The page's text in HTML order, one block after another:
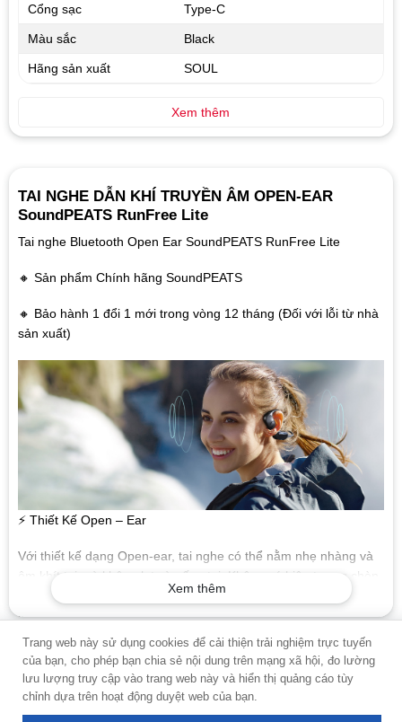
TAI NGHE DẪN KHÍ TRUYỀN ÂM OPEN-EAR
SoundPEATS RunFree Lite
Tai nghe Bluetooth Open Ear SoundPEATS RunFree Lite
🔸 Sản phẩm Chính hãng SoundPEATS
🔸 Bảo hành 1 đổi 1 mới trong vòng 12 tháng (Đối với lỗi từ nhà
sản xuất)
⚡ Thiết Kế Open – Ear
Với thiết kế dạng Open-ear, tai nghe có thể nằm nhẹ nhàng và
ôm khít tai mà không lọt vào ống tai. Không có hiện tượng chèn
ép vành tai, không gây tắc nghẽn ống tai và không gây đau hay
tổn thương thính giác. Bạn có thể vừa tập luyện, vừa tận hưởng
âm nhạc, vừa lắng nghe cuộc sống đang diễn ra xung quanh
cùng tai nghe Bluetooth thể thao SoundPEATS RunFree Lite.
⚡ Vừa Vặn, Nhẹ & An Toàn
Xem thêm
Cổng sạc Type-C
Màu sắc Black
Hãng sản xuất SOUL
Xem thêm
Trang web này sử dụng cookies để cải thiện trải nghiệm trực tuyến
của bạn, cho phép bạn chia sẻ nội dung trên mạng xã hội, đo lường
lưu lượng truy cập vào trang web này và hiển thị quảng cáo tùy
chỉnh dựa trên hoạt động duyệt web của bạn.